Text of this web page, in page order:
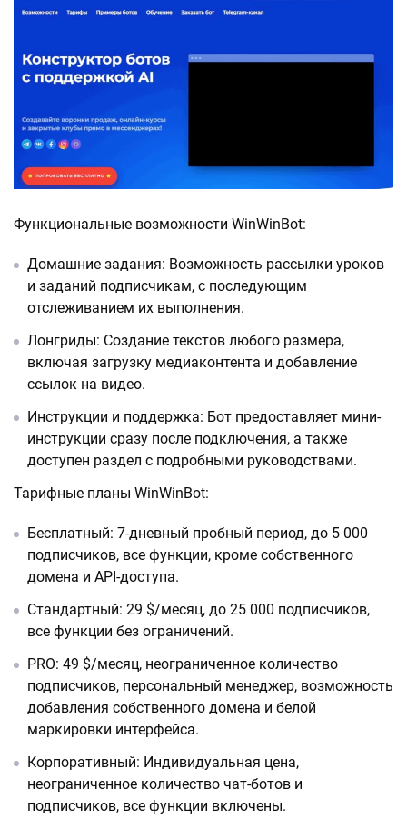
Функциональные возможности WinWinBot:
Домашние задания: Возможность рассылки уроков
и заданий подписчикам, с последующим
отслеживанием их выполнения.
Лонгриды: Создание текстов любого размера,
включая загрузку медиаконтента и добавление
ссылок на видео.
Инструкции и поддержка: Бот предоставляет мини-
инструкции сразу после подключения, а также
доступен раздел с подробными руководствами.
Тарифные планы WinWinBot:
Бесплатный: 7-дневный пробный период, до 5 000
подписчиков, все функции, кроме собственного
домена и API-доступа.
Стандартный: 29 $/месяц, до 25 000 подписчиков,
все функции без ограничений.
PRO: 49 $/месяц, неограниченное количество
подписчиков, персональный менеджер, возможность
добавления собственного домена и белой
маркировки интерфейса.
Корпоративный: Индивидуальная цена,
неограниченное количество чат-ботов и
подписчиков, все функции включены.